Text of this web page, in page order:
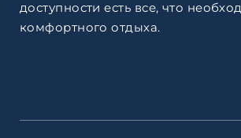
доступности есть все, что
комфортного отдыха.